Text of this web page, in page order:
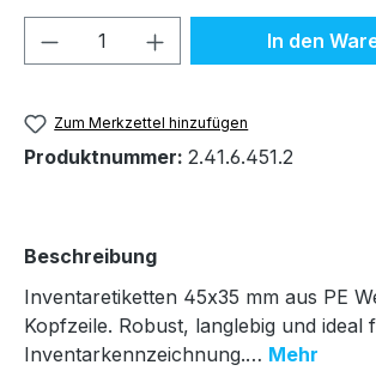
Produkt Anzahl: Gib den
In den
Zum Merkzettel hinzufügen
Produktnummer: 2.41.6.451.2
Beschreibung
Inventaretiketten 45x35 mm aus PE
Kopfzeile. Robust, langlebig und ideal
Inventarkennzeichnung.… Mehr